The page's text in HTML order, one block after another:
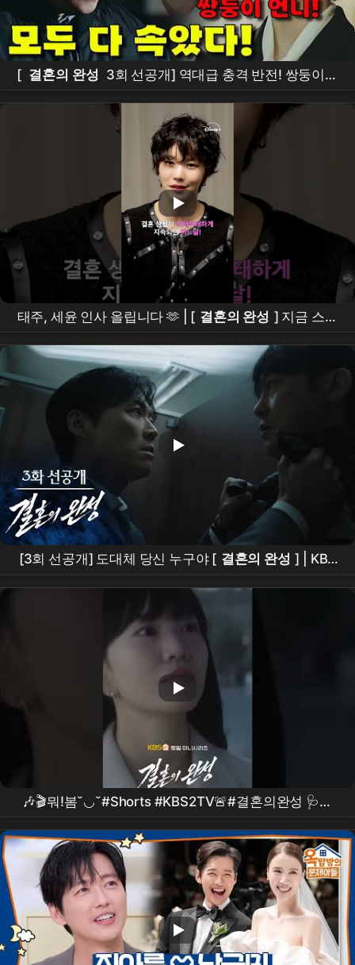
[ 결혼의 완성 3회 선공개] 역대급 충격 반전! 쌍둥이언
니의 충격 존재! 납치사건의 진짜 배후!
태주, 세윤 인사 올립니다 🫶 | [ 결혼의 완성 ] 지금 스트
리밍 중 | 디즈니+
[3회 선공개] 도대체 당신 누구야 [ 결혼의 완성 ] | KBS
방송
🎶🎬뭐!봄˘◡˘#Shorts #KBS2TV🚨#결혼의완성 🩺💥
#OST #OHYUL_of_LNGSHOT by, Us, Now 🚫＃ 남궁
민 ＃ 이설 # 김대명 # 이상희 #박병은